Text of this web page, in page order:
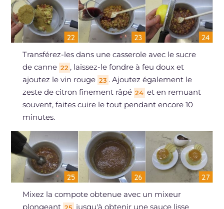
Transférez-les dans une casserole avec le sucre
de canne 22 , laissez-le fondre à feu doux et
ajoutez le vin rouge 23 . Ajoutez également le
zeste de citron finement râpé 24 et en remuant
souvent, faites cuire le tout pendant encore 10
minutes.
Mixez la compote obtenue avec un mixeur
plongeant
jusqu'à obtenir une sauce lisse